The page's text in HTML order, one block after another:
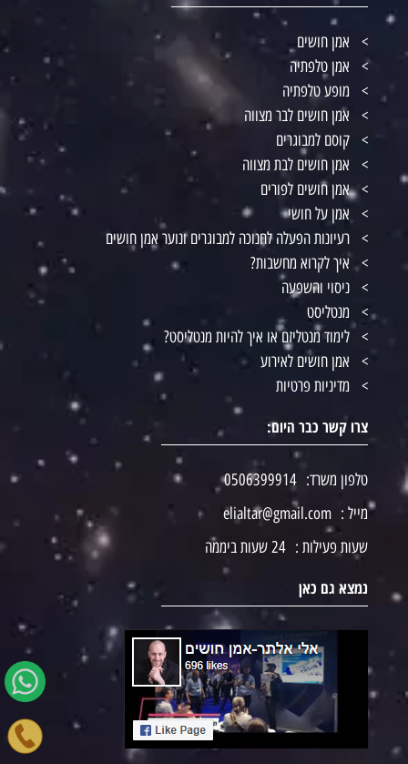
אמן חושים
אמן טלפתיה
מופע טלפתיה
אמן חושים לבר מצווה
קוסם למבוגרים
אמן חושים לבת מצווה
אמן חושים לפורים
אמן על חושי
רעיונות הפעלה לחנוכה למבוגרים ונוער אמן חושים
איך לקרוא מחשבות?
ניסוי והשפעה
מנטליסט
לימוד מנטליזם או איך להיות מנטליסט?
אמן חושים לאירוע
מדיניות פרטיות
צרו קשר כבר היום:
טלפון משרד: 0506399914
מייל : elialtar@gmail.com
שעות פעילות : 24 שעות ביממה
נמצא גם כאן